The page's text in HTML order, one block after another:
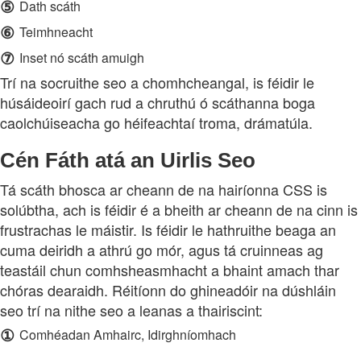
⑤ Dath scáth
⑥ Teimhneacht
⑦ Inset nó scáth amuigh
Trí na socruithe seo a chomhcheangal, is féidir le
húsáideoirí gach rud a chruthú ó scáthanna boga
caolchúiseacha go héifeachtaí troma, drámatúla.
Cén Fáth atá an Uirlis Seo
Tá scáth bhosca ar cheann de na hairíonna CSS is
solúbtha, ach is féidir é a bheith ar cheann de na cinn is
frustrachas le máistir. Is féidir le hathruithe beaga an
cuma deiridh a athrú go mór, agus tá cruinneas ag
teastáil chun comhsheasmhacht a bhaint amach thar
chóras dearaidh. Réitíonn do ghineadóir na dúshláin
seo trí na nithe seo a leanas a thairiscint:
① Comhéadan Amhairc, Idirghníomhach